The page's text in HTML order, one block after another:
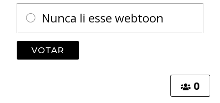
0
Nunca li esse webtoon